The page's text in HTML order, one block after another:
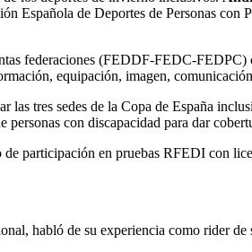
Española de Deportes de Personas
federaciones (FEDDF-FEDC-
equipación, imagen,
las tres sedes de la Copa de España
con discapacidad para dar
participación en pruebas RFEDI con
habló de su experiencia como rider